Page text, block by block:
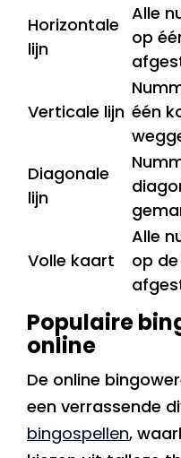
Horizontale
lijn
Alle
op
Verticale lijn één
Diagonale
lijn
Volle kaart
Alle
op
Populaire
online
De online
een verrassende
bingospellen,